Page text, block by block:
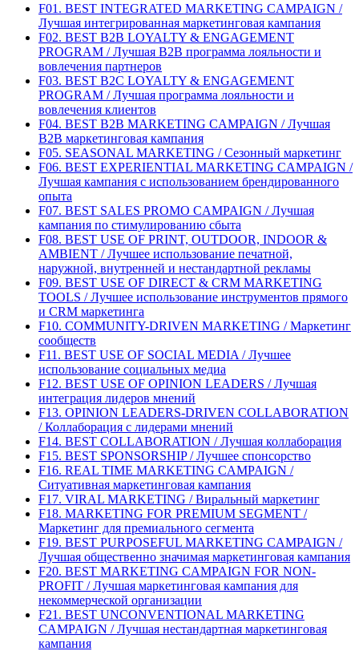
F01. BEST INTEGRATED MARKETING CAMPAIGN /
Лучшая интегрированная маркетинговая кампания
F02. BEST B2B LOYALTY & ENGAGEMENT
PROGRAM / Лучшая B2B программа лояльности и
вовлечения партнеров
F03. BEST B2C LOYALTY & ENGAGEMENT
PROGRAM / Лучшая программа лояльности и
вовлечения клиентов
F04. BEST B2B MARKETING CAMPAIGN / Лучшая
B2B маркетинговая кампания
F05. SEASONAL MARKETING / Сезонный маркетинг
F06. BEST EXPERIENTIAL MARKETING CAMPAIGN /
Лучшая кампания с использованием брендированного
опыта
F07. BEST SALES PROMO CAMPAIGN / Лучшая
кампания по стимулированию сбыта
F08. BEST USE OF PRINT, OUTDOOR, INDOOR &
AMBIENT / Лучшее использование печатной,
наружной, внутренней и нестандартной рекламы
F09. BEST USE OF DIRECT & CRM MARKETING
TOOLS / Лучшее использование инструментов прямого
и CRM маркетинга
F10. COMMUNITY-DRIVEN MARKETING / Маркетинг
сообществ
F11. BEST USE OF SOCIAL MEDIA / Лучшее
использование социальных медиа
F12. BEST USE OF OPINION LEADERS / Лучшая
интеграция лидеров мнений
F13. OPINION LEADERS-DRIVEN COLLABORATION
/ Коллаборация с лидерами мнений
F14. BEST COLLABORATION / Лучшая коллаборация
F15. BEST SPONSORSHIP / Лучшее спонсорство
F16. REAL TIME MARKETING CAMPAIGN /
Ситуативная маркетинговая кампания
F17. VIRAL MARKETING / Виральный маркетинг
F18. MARKETING FOR PREMIUM SEGMENT /
Маркетинг для премиального сегмента
F19. BEST PURPOSEFUL MARKETING CAMPAIGN /
Лучшая общественно значимая маркетинговая кампания
F20. BEST MARKETING CAMPAIGN FOR NON-
PROFIT / Лучшая маркетинговая кампания для
некоммерческой организации
F21. BEST UNCONVENTIONAL MARKETING
CAMPAIGN / Лучшая нестандартная маркетинговая
кампания